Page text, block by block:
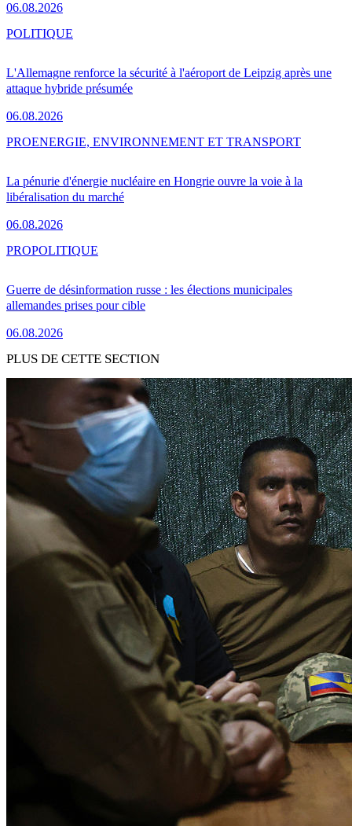
06.08.2026
L'Allemagne renforce la sécurité à l'aéroport de Leipzig après une
attaque hybride présumée
06.08.2026
POLITIQUE
La pénurie d'énergie nucléaire en Hongrie ouvre la voie à la
libéralisation du marché
06.08.2026
PROENERGIE, ENVIRONNEMENT ET TRANSPORT
Guerre de désinformation russe : les élections municipales
allemandes prises pour cible
06.08.2026
PROPOLITIQUE
PLUS DE CETTE SECTION